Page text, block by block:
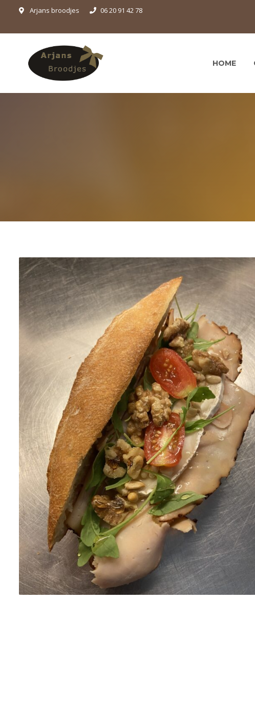
Arjans broodjes 06 20 91 42 78
HOME